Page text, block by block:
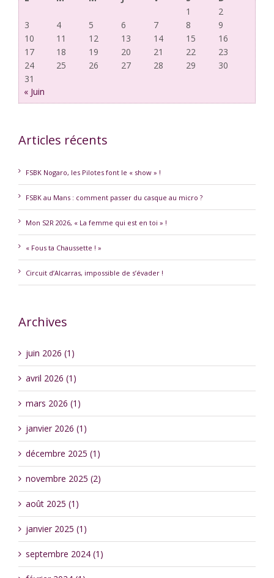
1
2
3
4 5 6 7 8
9
10
11 12 13 14 15
16
17
18 19 20 21 22
23
24
25 26 27 28 29
30
31
« Juin
Articles récents
FSBK Nogaro, les Pilotes font le « show » !
FSBK au Mans : comment passer du casque au micro ?
Mon S2R 2026, « La femme qui est en toi » !
« Fous ta Chaussette ! »
Circuit d’Alcarras, impossible de s’évader !
Archives
juin 2026 (1)
avril 2026 (1)
mars 2026 (1)
janvier 2026 (1)
décembre 2025 (1)
novembre 2025 (2)
août 2025 (1)
janvier 2025 (1)
septembre 2024 (1)